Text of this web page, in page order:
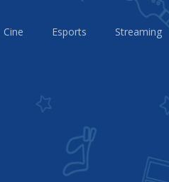
Cine Esports Streaming